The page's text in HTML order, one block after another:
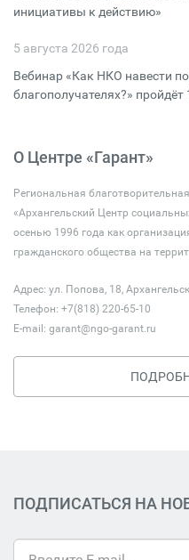
инициативы к действию»
5 августа 2026 года
Вебинар «Как НКО навести
благополучателях?» пройдёт
О Центре «Гарант»
Региональная
«Архангельский Центр
осенью 1996 года как
гражданского общества на
Адрес: ул. Попова, 18,
Телефон: +7(818) 220-65-10
E-mail: garant@ngo-garant.ru
ПОДПИСАТЬСЯ НА